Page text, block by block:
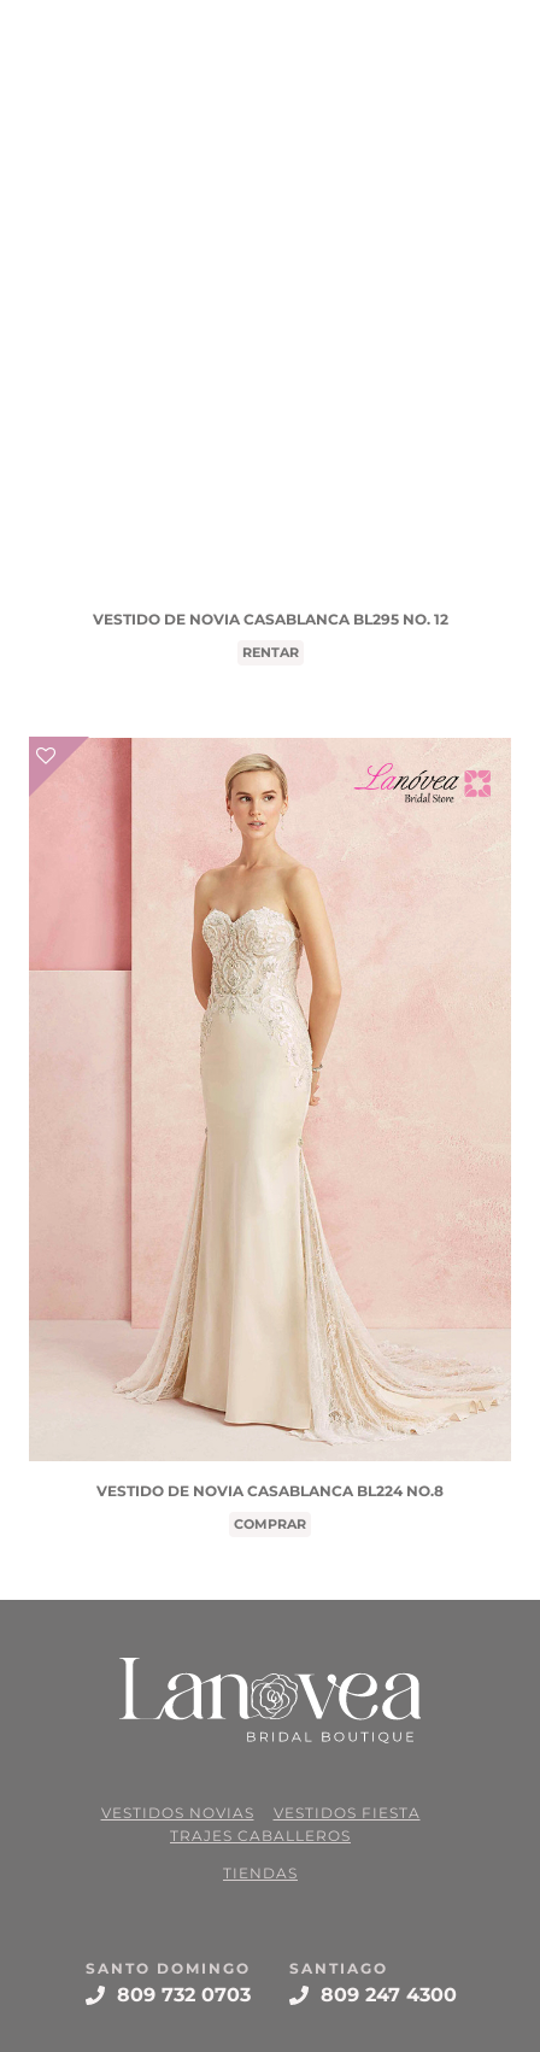
VESTIDO DE NOVIA CASABLANCA BL295 NO. 12
RENTAR
VESTIDO DE NOVIA CASABLANCA BL224 NO.8
COMPRAR
VESTIDOS NOVIAS
VESTIDOS FIESTA
TRAJES CABALLEROS
TIENDAS
SANTO DOMINGO
809 732 0703
SANTIAGO
809 247 4300